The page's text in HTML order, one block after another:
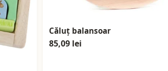
Căluț balansoar
85,09 lei